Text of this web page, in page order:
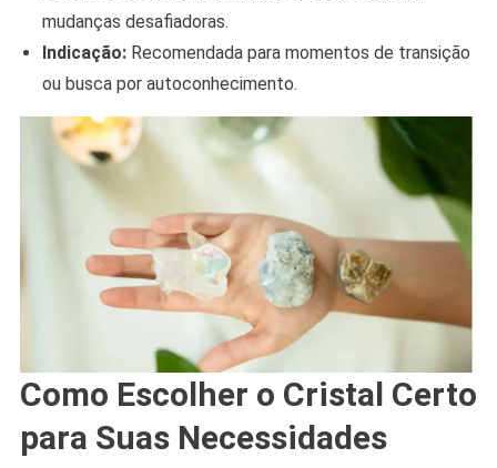
mudanças desafiadoras.
Indicação:Recomendada para momentos de transição
ou busca por autoconhecimento.
Como Escolher o Cristal Certo
para Suas Necessidades